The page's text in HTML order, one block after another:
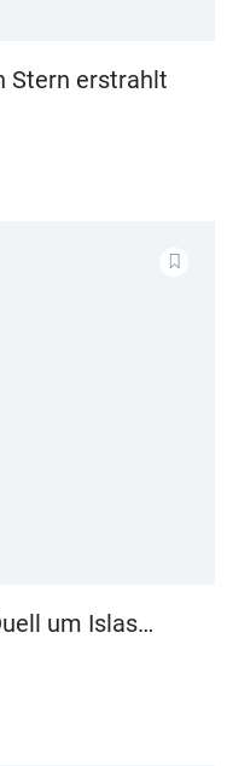
Stern erstrahlt
um Islas